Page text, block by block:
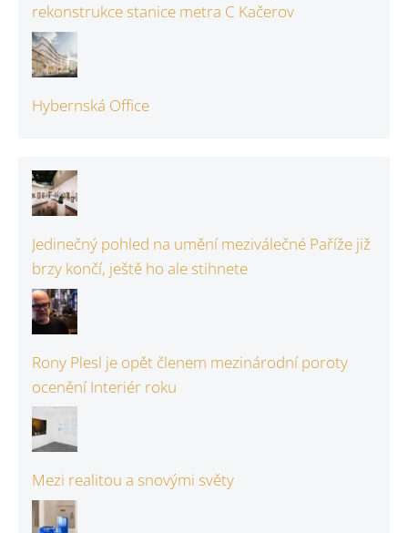
rekonstrukce stanice metra C Kačerov
Hybernská Office
Jedinečný pohled na umění meziválečné Paříže již
brzy končí, ještě ho ale stihnete
Rony Plesl je opět členem mezinárodní poroty
ocenění Interiér roku
Mezi realitou a snovými světy